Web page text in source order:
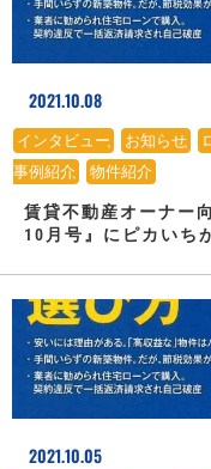
2021.10.08
インタビュー、 お知らせ、
事例紹介、 物件紹介
賃貸不動産オーナー
10月号』にピカいち
2021.10.05